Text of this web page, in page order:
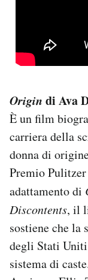
Origin di Ava
È un film
carriera della
donna di
Premio
adattamento di
Discontents, il
sostiene che la
degli Stati Uniti
sistema di